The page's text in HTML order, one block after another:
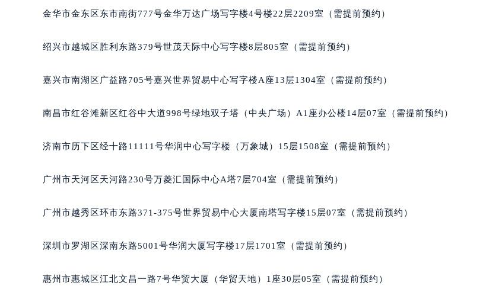
黑龙江省佳木斯市向阳区长安路格拉苏蒂售后服务中心（需提前预约）
黑龙江省七台河市桃山区大同街格拉苏蒂售后服务中心（需提前预约）
黑龙江省双鸭山市尖山区新兴大街格拉苏蒂售后服务中心（需提前预约）
黑龙江省伊春市伊美区通河路格拉苏蒂售后服务中心（需提前预约）
吉林省白山市浑江区浑江大街格拉苏蒂售后服务中心（需提前预约）
吉林省辽源市龙山区人民大街格拉苏蒂售后服务中心（需提前预约）
吉林省四平市铁东区紫气大路与南九经街交汇处格拉苏蒂售后服务中心（需提前预约）
吉林省通化市东昌区环通乡江南大街格拉苏蒂售后服务中心（需提前预约）
金华市金东区东市南街777号金华万达广场写字楼4号楼22层2209室（需提前预约）
绍兴市越城区胜利东路379号世茂天际中心写字楼8层805室（需提前预约）
嘉兴市南湖区广益路705号嘉兴世界贸易中心写字楼A座13层1304室（需提前预约）
南昌市红谷滩新区红谷中大道998号绿地双子塔（中央广场）A1座办公楼14层07室（需提前预约）
济南市历下区经十路11111号华润中心写字楼（万象城）15层1508室（需提前预约）
广州市天河区天河路230号万菱汇国际中心A塔7层704室（需提前预约）
广州市越秀区环市东路371-375号世界贸易中心大厦南塔写字楼15层07室（需提前预约）
深圳市罗湖区深南东路5001号华润大厦写字楼17层1701室（需提前预约）
惠州市惠城区江北文昌一路7号华贸大厦（华贸天地）1座30层05室（需提前预约）